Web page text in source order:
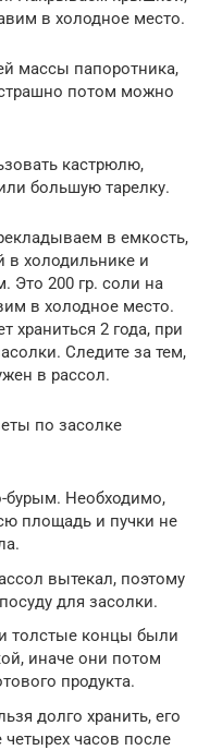
в холодное место.
массы папоротника,
потом можно
кастрюлю,
большую тарелку.
в емкость,
в холодильнике и
Это 200 гр. соли на
в холодное место.
храниться 2 года, при
Следите за тем,
в рассол.
по засолке
бурым. Необходимо,
площадь и пучки не
вытекал, поэтому
для засолки.
толстые концы были
иначе они потом
продукта.
долго хранить, его
часов после